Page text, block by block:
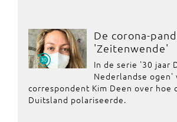
De corona-
'Zeitenwende'
In de serie '30 jaar
Nederlandse
correspondent Kim Deen over hoe
Duitsland polariseerde.